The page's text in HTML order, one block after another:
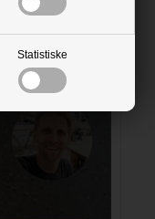
Statistiske
og polerer en